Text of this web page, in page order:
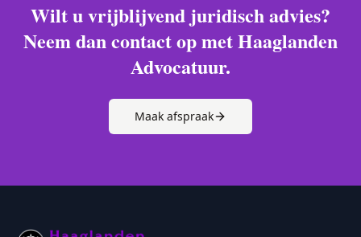
Wilt u vrijblijvend juridisch advies?
Neem dan contact op met Haaglanden
Advocatuur.
Maak afspraak